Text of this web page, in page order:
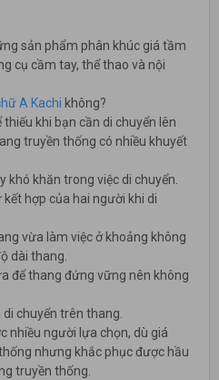
sản phẩm phân khúc giá tầm
cụ cầm tay, thể thao và nội
A Kachi không?
khi bạn cần di chuyển lên
truyền thống có nhiều khuyết
khó khăn trong việc di chuyển.
hợp của hai người khi di
vừa làm việc ở khoảng không
dài thang.
để thang đứng vững nên không
di chuyển trên thang.
nhiều người lựa chọn, dù giá
nhưng khắc phục được hầu
truyền thống.